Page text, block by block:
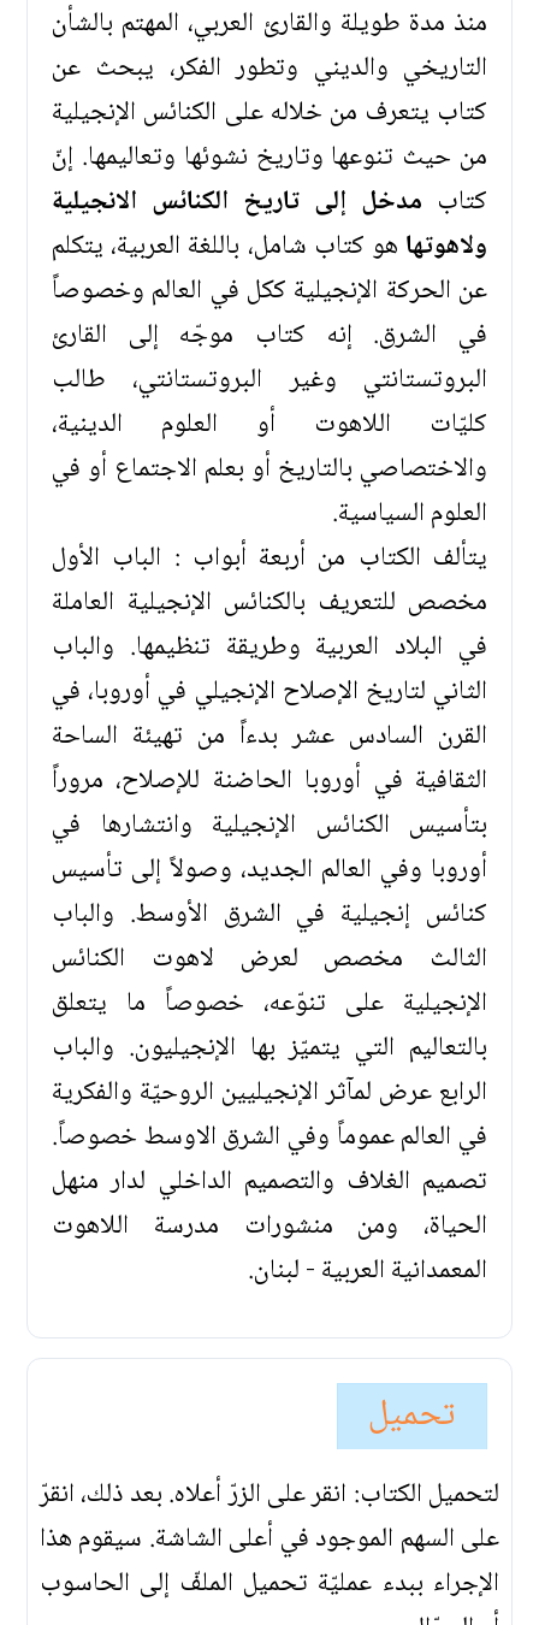
منذ مدة طويلة والقارئ العربي، المهتم بالشأن
التاريخي والديني وتطور الفكر، يبحث عن
كتاب يتعرف من خلاله على الكنائس الإنجيلية
من حيث تنوعها وتاريخ نشوئها وتعاليمها. إنّ
كتاب مدخل إلى تاريخ الكنائس الانجيلية
ولاهوتها هو كتاب شامل، باللغة العربية، يتكلم
عن الحركة الإنجيلية ككل في العالم وخصوصاً
في الشرق. إنه كتاب موجّه إلى القارئ
البروتستانتي وغير البروتستانتي، طالب
كليّات اللاهوت أو العلوم الدينية،
والاختصاصي بالتاريخ أو بعلم الاجتماع أو في
العلوم السياسية.
يتألف الكتاب من أربعة أبواب : الباب الأول
مخصص للتعريف بالكنائس الإنجيلية العاملة
في البلاد العربية وطريقة تنظيمها. والباب
الثاني لتاريخ الإصلاح الإنجيلي في أوروبا، في
القرن السادس عشر بدءاً من تهيئة الساحة
الثقافية في أوروبا الحاضنة للإصلاح، مروراً
بتأسيس الكنائس الإنجيلية وانتشارها في
أوروبا وفي العالم الجديد، وصولاً إلى تأسيس
كنائس إنجيلية في الشرق الأوسط. والباب
الثالث مخصص لعرض لاهوت الكنائس
الإنجيلية على تنوّعه، خصوصاً ما يتعلق
بالتعاليم التي يتميّز بها الإنجيليون. والباب
الرابع عرض لمآثر الإنجيليين الروحيّة والفكرية
في العالم عموماً وفي الشرق الاوسط خصوصاً.
تصميم الغلاف والتصميم الداخلي لدار منهل
الحياة، ومن منشورات مدرسة اللاهوت
المعمدانية العربية - لبنان.
تحميل
لتحميل الكتاب: انقر على الزرّ أعلاه. بعد ذلك، انقرّ
على السهم الموجود في أعلى الشاشة. سيقوم هذا
الإجراء ببدء عمليّة تحميل الملفّ إلى الحاسوب